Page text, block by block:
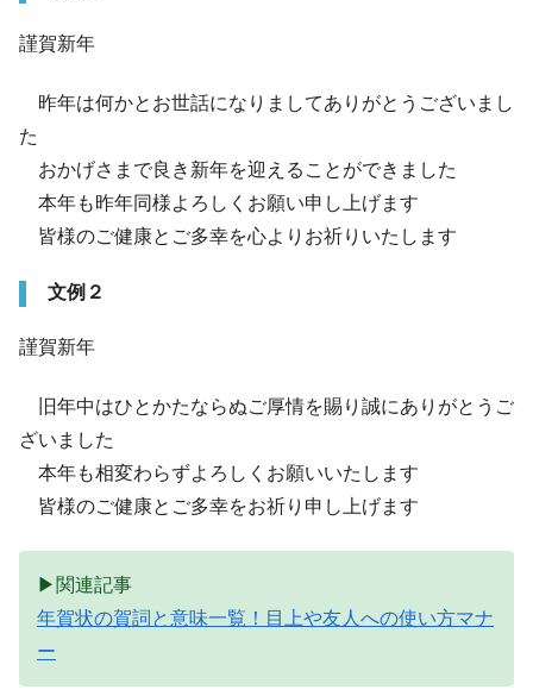
謹賀新年
昨年は何かとお世話になりましてありがとうございまし
た
おかげさまで良き新年を迎えることができました
本年も昨年同様よろしくお願い申し上げます
皆様のご健康とご多幸を心よりお祈りいたします
文例２
謹賀新年
旧年中はひとかたならぬご厚情を賜り誠にありがとうご
ざいました
本年も相変わらずよろしくお願いいたします
皆様のご健康とご多幸をお祈り申し上げます
▶関連記事
年賀状の賀詞と意味一覧！目上や友人への使い方マナ
ー